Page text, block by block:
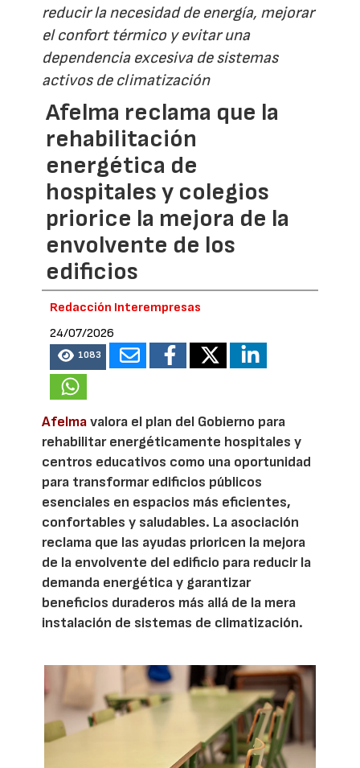
reducir la necesidad de energía, mejorar
el confort térmico y evitar una
dependencia excesiva de sistemas
activos de climatización
Afelma reclama que la
rehabilitación
energética de
hospitales y colegios
priorice la mejora de la
envolvente de los
edificios
Redacción Interempresas
24/07/2026
1083
Afelmavalora el plan del Gobierno para
rehabilitar energéticamente hospitales y
centros educativos como una oportunidad
para transformar edificios públicos
esenciales en espacios más eficientes,
confortables y saludables. La asociación
reclama que las ayudas prioricen la mejora
de la envolvente del edificio para reducir la
demanda energética y garantizar
beneficios duraderos más allá de la mera
instalación de sistemas de climatización.